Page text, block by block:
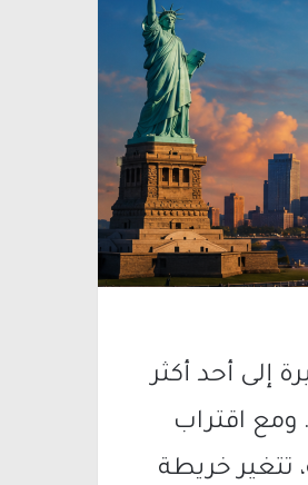
إلى أحد أكثر
ومع اقتراب
تتغير خريطة